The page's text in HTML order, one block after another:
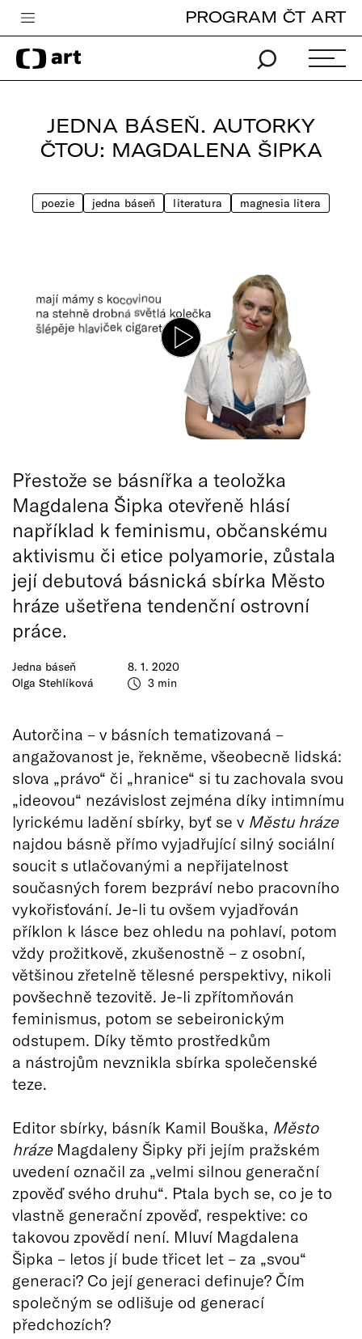
Česká televize
Zpravodajství
iVysílání
Pro děti
PROGRAM ČT ART
JEDNA BÁSEŇ. AUTORKY
ČTOU: MAGDALENA ŠIPKA
poezie jedna báseň literatura magnesia litera
Jedna báseň
Olga Stehlíková
8. 1. 2020
3 min
Přestože se básnířka a teoložka
Magdalena Šipka otevřeně hlásí
například k feminismu, občanskému
aktivismu či etice polyamorie, zůstala
její debutová básnická sbírka Město
hráze ušetřena tendenční ostrovní
práce.
Autorčina – v básních tematizovaná –
angažovanost je, řekněme, všeobecně lidská:
slova „právo“ či „hranice“ si tu zachovala svou
„ideovou“ nezávislost zejména díky intimnímu
lyrickému ladění sbírky, byť se v Městu hráze
najdou básně přímo vyjadřující silný sociální
soucit s utlačovanými a nepřijatelnost
současných forem bezpráví nebo pracovního
vykořisťování. Je-li tu ovšem vyjadřován
příklon k lásce bez ohledu na pohlaví, potom
vždy prožitkově, zkušenostně – z osobní,
většinou zřetelně tělesné perspektivy, nikoli
povšechně tezovitě. Je-li zpřítomňován
feminismus, potom se sebeironickým
odstupem. Díky těmto prostředkům
a nástrojům nevznikla sbírka společenské
teze.
Editor sbírky, básník Kamil Bouška, Město
hrázeMagdaleny Šipky při jejím pražském
uvedení označil za „velmi silnou generační
zpověď svého druhu“. Ptala bych se, co je to
vlastně generační zpověď, respektive: co
takovou zpovědí není. Mluví Magdalena
Šipka – letos jí bude třicet let – za „svou“
generaci? Co její generaci definuje? Čím
společným se odlišuje od generací
předchozích?